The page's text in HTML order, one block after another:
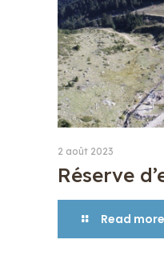
2 août 2023
Réserve
Read more